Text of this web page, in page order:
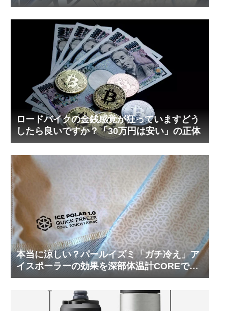
ロードバイクの金銭感覚が狂っていますどう
したら良いですか？「30万円は安い」の正体
本当に涼しい？パールイズミ「ガチ冷え」ア
イスポーラーの効果を深部体温計COREで測
ってみた